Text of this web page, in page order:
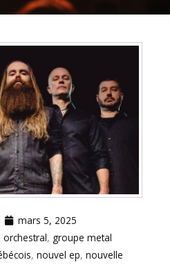
mars 5, 2025
orchestral, groupe metal
, nouvel ep, nouvelle